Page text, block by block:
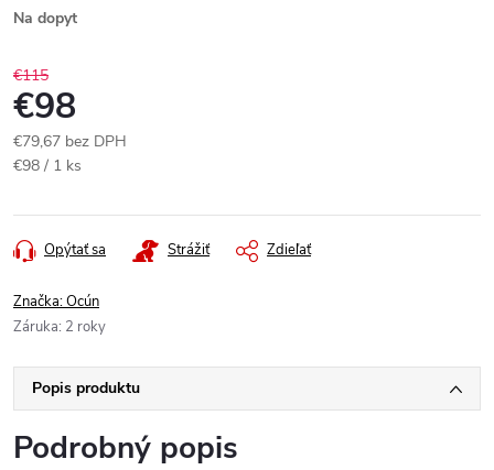
Na dopyt
€115
€98
€79,67 bez DPH
Jednotková
€98 / 1 ks
Opýtať sa Strážiť Zdieľať
Značka:Ocún
Záruka: 2 roky
Popis produktu
Podrobný popis